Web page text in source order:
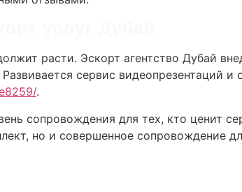
расти. Эскорт агентство Дубай
сервис видеопрезентаций и
.
сопровождения для тех, кто ценит
но и совершенное сопровождение